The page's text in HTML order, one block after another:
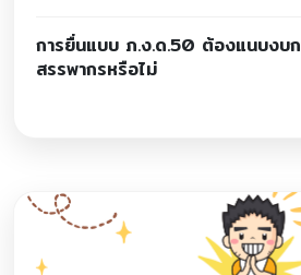
การยื่นแบบ ภ.ง.ด.50 ต้องแนบงบก
สรรพากรหรือไม่